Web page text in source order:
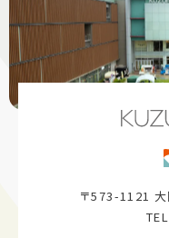
〒573-1121